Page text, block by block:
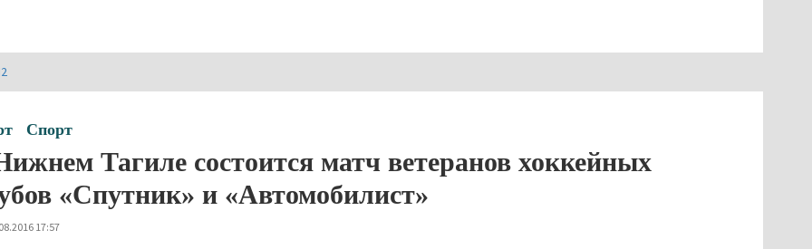
Спорт
Тагиле состоится матч ветеранов хоккейных
«Спутник» и «Автомобилист»
17:57